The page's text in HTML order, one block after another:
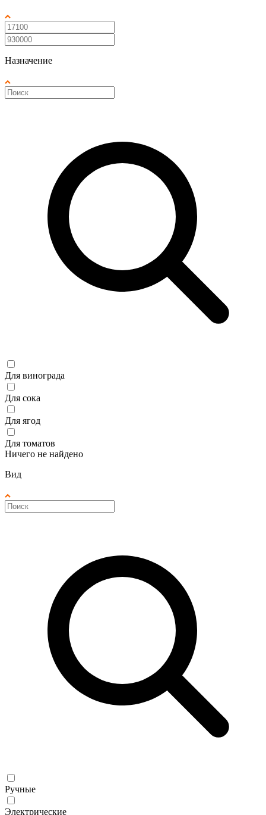
Назначение
Для винограда
Для сока
Для ягод
Для томатов
Ничего не найдено
Вид
Ручные
Электрические